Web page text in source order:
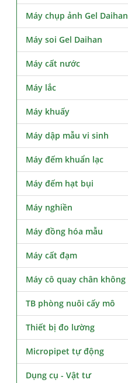
Máy chụp ảnh Gel Daihan
Máy soi Gel Daihan
Máy cất nước
Máy lắc
Máy khuấy
Máy dập mẫu vi sinh
Máy đếm khuẩn lạc
Máy đếm hạt bụi
Máy nghiền
Máy đồng hóa mẫu
Máy cất đạm
Máy cô quay chân không
TB phòng nuôi cấy mô
Thiết bị đo lường
Micropipet tự động
Dụng cụ - Vật tư